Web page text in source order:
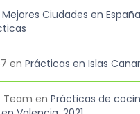
Mejores Ciudades en
en Prácticas en Islas
Team en Prácticas de